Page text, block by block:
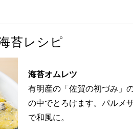
苔レシピ
海苔オムレツ
有明産の「佐賀の初づみ」
の中でとろけます。パルメ
で和風に。